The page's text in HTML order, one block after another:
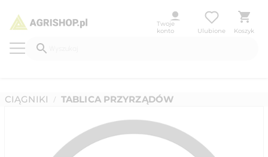
Twoje
konto
Ulubione Koszyk
CIĄGNIKI / TABLICA PRZYRZĄDÓW